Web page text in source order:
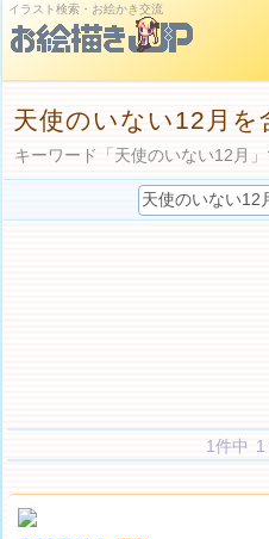
イラスト検索・お絵かき交流
天使のいない12月を
キーワード「天使のいない12月
1件中 1